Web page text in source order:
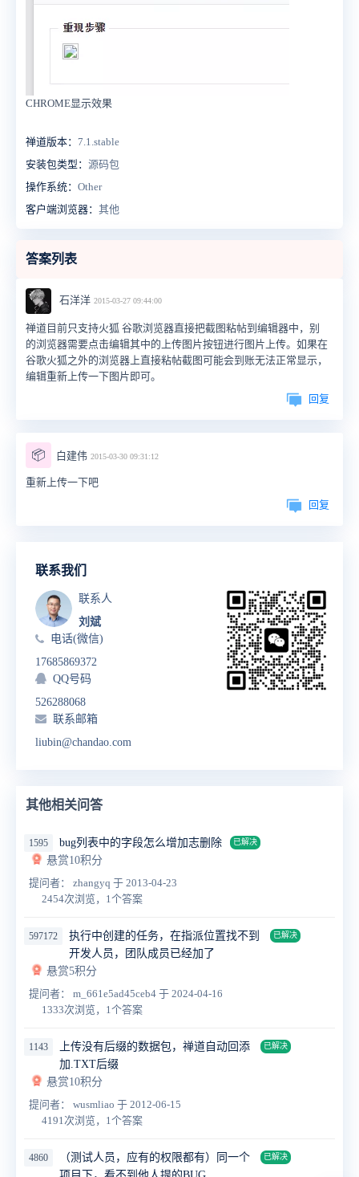
CHROME显示效果
禅道版本： 7.1.stable
安装包类型： 源码包
操作系统： Other
客户端浏览器： 其他
答案列表
石洋洋 2015-03-27 09:44:00
禅道目前只支持火狐 谷歌浏览器直接把截图粘帖到编辑器中，别
的浏览器需要点击编辑其中的上传图片按钮进行图片上传。如果在
谷歌火狐之外的浏览器上直接粘帖截图可能会到账无法正常显示，
编辑重新上传一下图片即可。
回复
📦 白建伟 2015-03-30 09:31:12
重新上传一下吧
回复
联系我们
联系人
刘斌
电话(微信)
17685869372
QQ号码
526288068
联系邮箱
liubin@chandao.com
其他相关问答
1595 bug列表中的字段怎么增加志删除 已解决
悬赏10积分
提问者： zhangyq 于 2013-04-23
2454次浏览，1个答案
597172
执行中创建的任务，在指派位置找不到
开发人员，团队成员已经加了
已解决
悬赏5积分
提问者： m_661e5ad45ceb4 于 2024-04-16
1333次浏览，1个答案
1143
上传没有后缀的数据包，禅道自动回添
加.TXT后缀
已解决
悬赏10积分
提问者： wusmliao 于 2012-06-15
4191次浏览，1个答案
4860
（测试人员，应有的权限都有）同一个
已解决